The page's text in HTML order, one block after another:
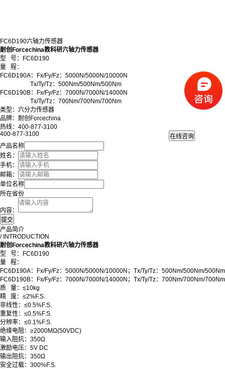
FC6D190六轴力传感器
耐创Forcechina教科研六轴力传感器
型 号：FC6D190
量 程：
FC6D190A：Fx/Fy/Fz：5000N/5000N/10000N
Tx/Ty/Tz：500Nm/500Nm/500Nm
FC6D190B：Fx/Fy/Fz：7000N/7000N/14000N
Tx/Ty/Tz：700Nm/700Nm/700Nm
类型：六分力传感器
品牌：耐创Forcechina
热线：400-877-3100
400-877-3100
产品名称
姓名：
手机：
邮箱：
单位名称
所在省份
内容：
产品简介
/ INTRODUCTION
耐创Forcechina教科研六轴力传感器
型 号：FC6D190
量 程：
FC6D190A：Fx/Fy/Fz：5000N/5000N/10000N；Tx/Ty/Tz：500Nm/500Nm/500Nm
FC6D190B：Fx/Fy/Fz：7000N/7000N/14000N；Tx/Ty/Tz：700Nm/700Nm/700Nm
质 量：≤10kg
精 度： ≤2%F.S.
非线性 ： ≤0.5%F.S.
重复性 ： ≤0.5%F.S.
分辨率： ≤0.1%F.S.
绝缘电阻 ： ≥2000MΩ(50VDC)
输入阻抗： 350Ω
激励电压： 5V DC
输出阻抗： 350Ω
安全过载： 300%F.S.